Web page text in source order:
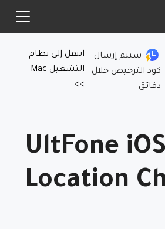
سيتم إرسال
كود الترخيص خلال
دقائق
انتقل إلى نظام
التشغيل Mac
>>
شراء UltFone iOS
Location